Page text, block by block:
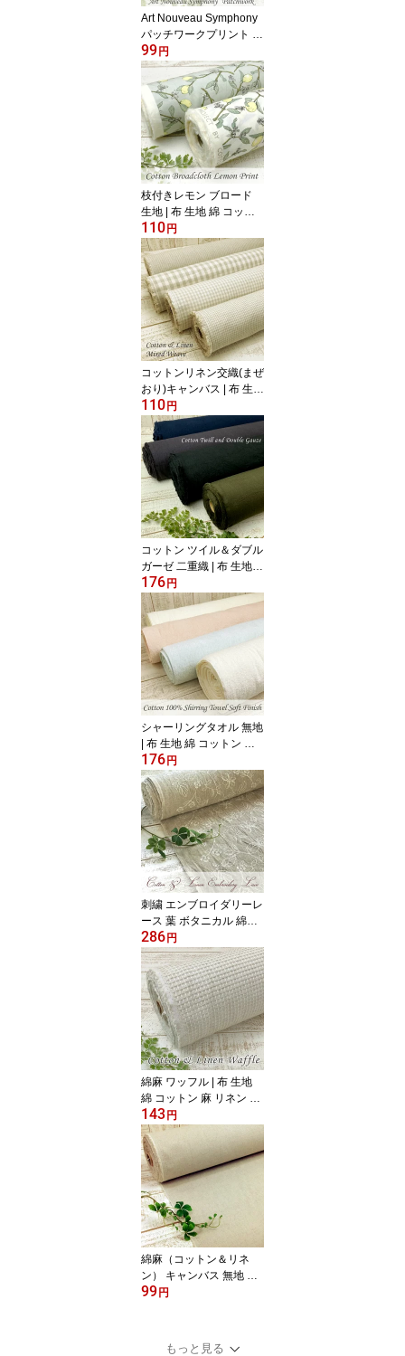
Art Nouveau Symphony
パッチワークプリント シ
ーチング | 布 生地 綿 コ
ットン パッチワーク フ
ラワー 鳥 いちご リス ウ
サギ W・モリス風 ダマ
スク柄 国産 110cm幅 切
り売り 10cm単位 全2色
99円
枝付きレモン ブロード
生地 | 布 生地 綿 コット
ン 春夏 レモン フルーツ
果実柄 110cm幅 切り売
り 10cm単位 全2色
110円
コットンリネン交織(まぜ
おり)キャンバス | 布 生地
綿 麻 コットン リネン ギ
ンガムチェック ブロック
チェック ストライプ ナ
チュラル Natural taste 国
産 110cm幅 切り売り 10
cm単位
110円
コットン ツイル＆ダブル
ガーゼ 二重織 | 布 生地
綿 コットン ツイル ダブ
ルガーゼ 二重織 無地 秋
冬 国産 ふんわり 110cm
幅 切り売り 10cm単位
176円
シャーリングタオル 無地
| 布 生地 綿 コットン タ
オル 片面パイル 無地 ベ
ビー 国産 ふんわり やわ
らか 90cm幅 切り売り 1
0cm単位
176円
刺繍 エンブロイダリーレ
ース 葉 ボタニカル 綿麻
コットン リネン ハーフ
リネン エンブレース 国
産 日本産 手もみ 手じわ
天日干し | 布 生地 刺繍
刺しゅう レース 110cm
幅 切り売り 10cm単位
286円
綿麻 ワッフル | 布 生地
綿 コットン 麻 リネン ハ
ーフリネン ワッフル 無
地 生成 ナチュラル 国産
110cm幅 切り売り 10cm
単位
143円
綿麻（コットン＆リネ
ン） キャンバス 無地 ハ
ーフリネン | 布 生地 綿
99円
もっと見る